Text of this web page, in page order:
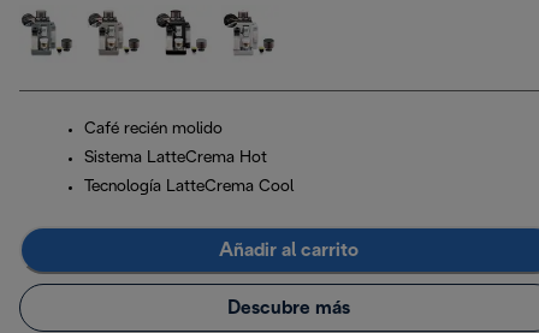
Café recién molido
Sistema LatteCrema Hot
Tecnología LatteCrema Cool
Añadir al carrito
Descubre más